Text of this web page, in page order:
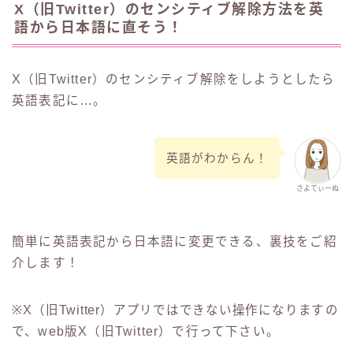
X（旧Twitter）のセンシティブ解除方法を英
語から日本語に直そう！
X（旧Twitter）のセンシティブ解除をしようとしたら
英語表記に…。
さよてぃーぬ
英語がわからん！
簡単に英語表記から日本語に変更できる、裏技をご紹
介します！
※X（旧Twitter）アプリではできない操作になりま すの
で、web版X（旧Twitter）で行って下さい。